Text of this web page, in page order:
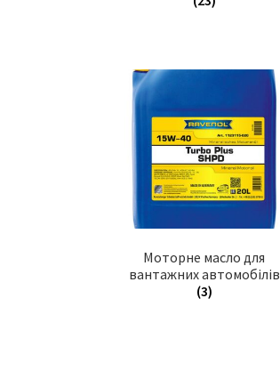
Моторне масло для
вантажних автомобілів
(3)